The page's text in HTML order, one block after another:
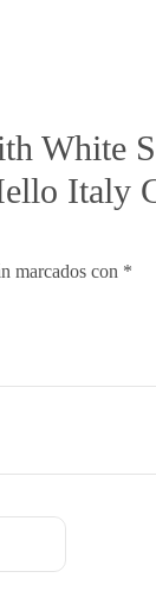
White
marcados con *